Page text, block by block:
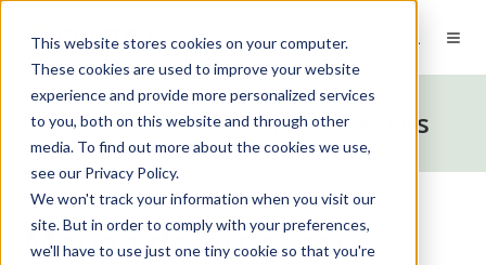
This website stores cookies on your computer.
These cookies are used to improve your website
experience and provide more personalized services
to you, both on this website and through other
media. To find out more about the cookies we use,
see our Privacy Policy.
We won't track your information when you visit our
site. But in order to comply with your preferences,
we'll have to use just one tiny cookie so that you're
ES
Escuela de Gestión de Riesgos
Mapeo de procesos